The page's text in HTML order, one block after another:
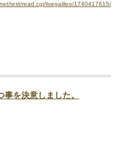
test/read.cgi/livegalileo/1740417615/
事を決意しました。